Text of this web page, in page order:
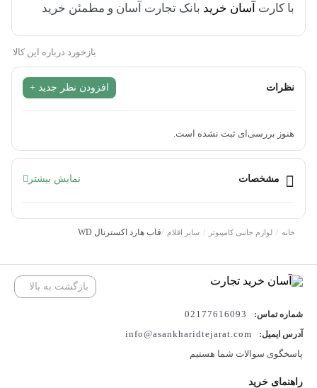
با کارت آسان خرید بانک تجارت آسان و مطمئن خرید
کنید.
برای مقایسه بهسایتمراجعه کنید.
آسان خرید خدمتی از بانک تجارت می باشد.
بدون داشتن دست چک و فقط با کارت اعتباری وبه صورت دلخواه مشتری
قاب هارد اکسترنال WD
47 گرم
مشخصات فنی
طراحی مشابه هارد اکسترنال وسترن دیجیتال Elements
بازخورد درباره این کالا
نظرات افزودن نظر جدید +
هنوز بررسی‌ای ثبت نشده است.
مشخصات نمایش بیشتر
خانه / لوازم جانبی کامپیوتر / سایر اقلام /قاب هارد اکسترنال WD
بازگشت به بالا
شماره تماس: 02177616093
آدرس ایمیل:
info@asankharidtejarat.com
پاسخگوی سوالات شما هستیم
راهنمای خرید